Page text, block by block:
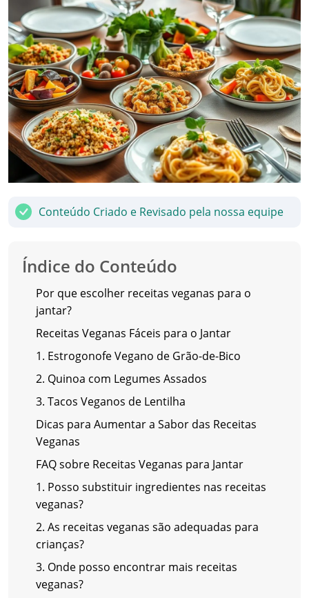
Conteúdo Criado e Revisado pela nossa equipe
Índice do Conteúdo
Por que escolher receitas veganas para o
jantar?
Receitas Veganas Fáceis para o Jantar
1. Estrogonofe Vegano de Grão-de-Bico
2. Quinoa com Legumes Assados
3. Tacos Veganos de Lentilha
Dicas para Aumentar a Sabor das Receitas
Veganas
FAQ sobre Receitas Veganas para Jantar
1. Posso substituir ingredientes nas receitas
veganas?
2. As receitas veganas são adequadas para
crianças?
3. Onde posso encontrar mais receitas
veganas?